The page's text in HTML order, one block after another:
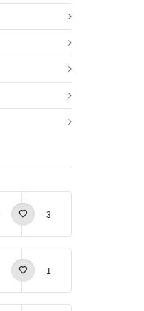
3
1